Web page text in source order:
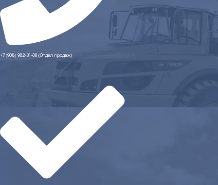
+7 (908) 982-31-00 (Отдел продаж)